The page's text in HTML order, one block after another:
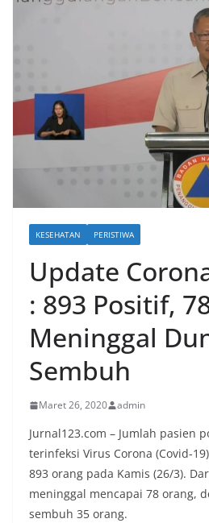
KESEHATAN PERISTIWA
Update
: 893 Positif,
Meninggal
Sembuh
Maret 26, 2020 admin
Jurnal123.com – Jumlah pasien
terinfeksi Virus Corona (Covid-
893 orang pada Kamis (26/3).
meninggal mencapai 78 orang,
sembuh 35 orang.